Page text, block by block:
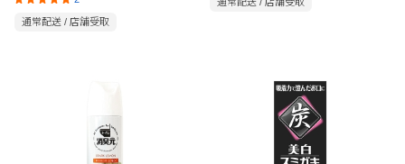
通常配送 / 店舗受取